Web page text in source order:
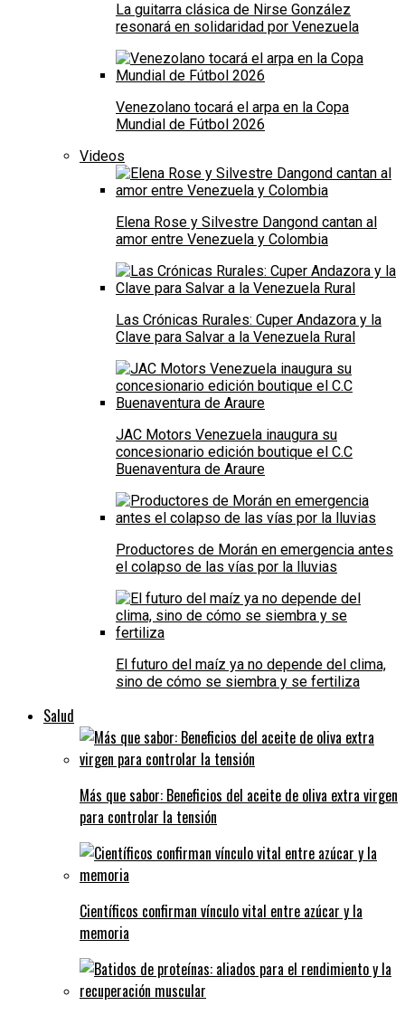
La guitarra clásica de Nirse González
resonará en solidaridad por Venezuela
Venezolano tocará el arpa en la Copa
Mundial de Fútbol 2026
Videos
Elena Rose y Silvestre Dangond cantan al
amor entre Venezuela y Colombia
Las Crónicas Rurales: Cuper Andazora y la
Clave para Salvar a la Venezuela Rural
JAC Motors Venezuela inaugura su
concesionario edición boutique el C.C
Buenaventura de Araure
Productores de Morán en emergencia antes
el colapso de las vías por la lluvias
El futuro del maíz ya no depende del clima,
sino de cómo se siembra y se fertiliza
Salud
Más que sabor: Beneficios del aceite de oliva extra virgen
para controlar la tensión
Científicos confirman vínculo vital entre azúcar y la
memoria